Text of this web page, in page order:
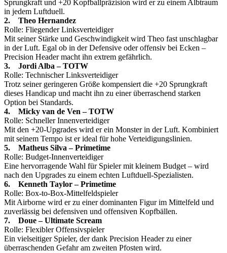
Sprungkraft und +20 Kopfballpräzision wird er zu einem Albtraum
in jedem Luftduell.
2. Theo Hernandez
Rolle: Fliegender Linksverteidiger
Mit seiner Stärke und Geschwindigkeit wird Theo fast unschlagbar
in der Luft. Egal ob in der Defensive oder offensiv bei Ecken –
Precision Header macht ihn extrem gefährlich.
3. Jordi Alba – TOTW
Rolle: Technischer Linksverteidiger
Trotz seiner geringeren Größe kompensiert die +20 Sprungkraft
dieses Handicap und macht ihn zu einer überraschend starken
Option bei Standards.
4. Micky van de Ven – TOTW
Rolle: Schneller Innenverteidiger
Mit den +20-Upgrades wird er ein Monster in der Luft. Kombiniert
mit seinem Tempo ist er ideal für hohe Verteidigungslinien.
5. Matheus Silva – Primetime
Rolle: Budget-Innenverteidiger
Eine hervorragende Wahl für Spieler mit kleinem Budget – wird
nach den Upgrades zu einem echten Luftduell-Spezialisten.
6. Kenneth Taylor – Primetime
Rolle: Box-to-Box-Mittelfeldspieler
Mit Airborne wird er zu einer dominanten Figur im Mittelfeld und
zuverlässig bei defensiven und offensiven Kopfbällen.
7. Doue – Ultimate Scream
Rolle: Flexibler Offensivspieler
Ein vielseitiger Spieler, der dank Precision Header zu einer
überraschenden Gefahr am zweiten Pfosten wird.